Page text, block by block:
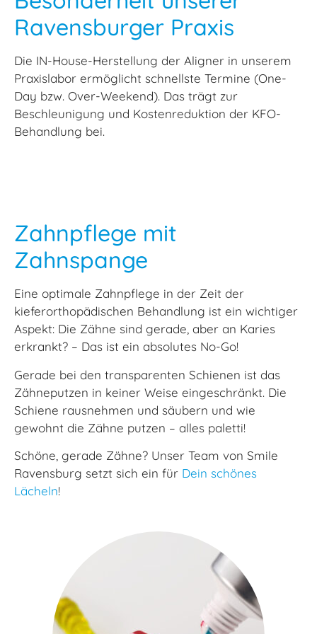
Ravensburger Praxis
Die IN-House-Herstellung der Aligner in unserem
Praxislabor ermöglicht schnellste Termine (One-
Day bzw. Over-Weekend). Das trägt zur
Beschleunigung und Kostenreduktion der KFO-
Behandlung bei.
Zahnpflege mit
Zahnspange
Eine optimale Zahnpflege in der Zeit der
kieferorthopädischen Behandlung ist ein wichtiger
Aspekt: Die Zähne sind gerade, aber an Karies
erkrankt? – Das ist ein absolutes No-Go!
Gerade bei den transparenten Schienen ist das
Zähneputzen in keiner Weise eingeschränkt. Die
Schiene rausnehmen und säubern und wie
gewohnt die Zähne putzen – alles paletti!
Schöne, gerade Zähne? Unser Team von Smile
Ravensburg setzt sich ein für Dein schönes
Lächeln!